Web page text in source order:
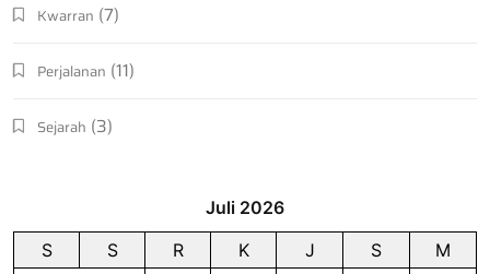
Kwarran (7)
Perjalanan (11)
Sejarah (3)
Juli 2026
S
S R K J S
M